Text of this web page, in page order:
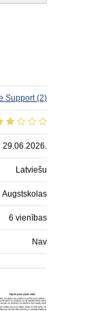
Support(2)
29.06.2026.
Latviešu
Augstskolas
6 vienības
Nav